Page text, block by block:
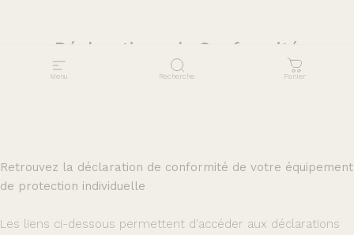
Menu Recherche Panier
Déclarations de Conformité
Retrouvez la déclaration de conformité de votre équipement
de protection individuelle
Les liens ci-dessous permettent d'accéder aux déclarations